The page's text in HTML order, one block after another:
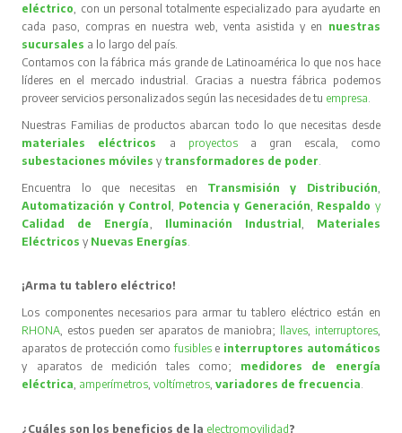
eléctrico , con un personal totalmente especializado para ayudarte en
cada paso, compras en nuestra web, venta asistida y en nuestras
sucursales a lo largo del país.
Contamos con la fábrica más grande de Latinoamérica lo que nos hace
líderes en el mercado industrial. Gracias a nuestra fábrica podemos
proveer servicios personalizados según las necesidades de tu empresa
Nuestras Familias de productos abarcan todo lo que necesitas desde
materiales eléctricos
a proyectos
a gran escala, como
subestaciones móvilesy transformadores de poder
Encuentra lo que necesitas en Transmisión y Distribución
Automatización y Control
Potencia y Generación Respaldo y
Calidad de Energía
Iluminación Industrial
Materiales
Eléctricos y Nuevas Energías
¡Arma tu tablero eléctrico!
Los componentes necesarios para armar tu tablero eléctrico están en
RHONA , estos pueden ser aparatos de maniobra; llaves, interruptores,
aparatos de protección comofusibles e interruptores automáticos
y aparatos de medición tales como; medidores de energía
eléctrica amperímetros ,voltímetros ,variadores de frecuencia
¿Cuáles son los beneficios de la electromovilidad?